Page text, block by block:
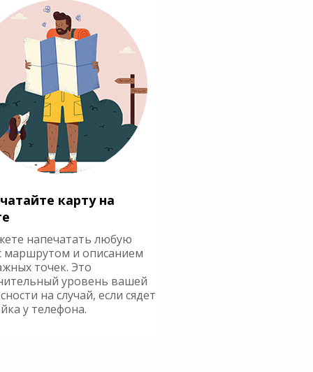
карту на
напечатать любую
маршрутом и описанием
точек. Это
уровень вашей
на случай, если сядет
у телефона.